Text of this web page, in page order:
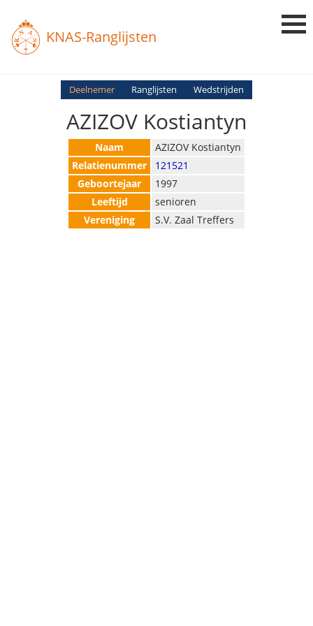
KNAS-Ranglijsten
Login
Uitslagen
Deelnemer Ranglijsten Wedstrijden
AZIZOV Kostiantyn
Naam
AZIZOV Kostiantyn
Relatienummer
121521
Geboortejaar
1997
Leeftijd
senioren
Vereniging
S.V. Zaal Treffers